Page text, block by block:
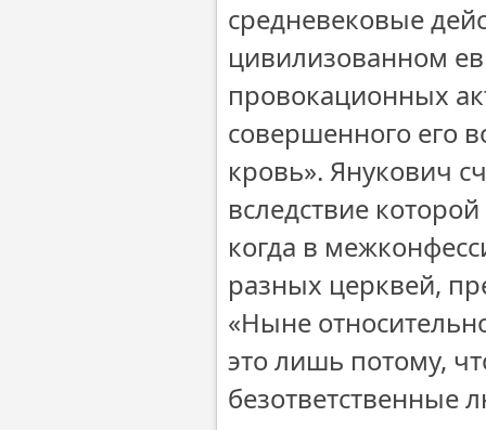
средневековые
цивилизованном
провокационных
совершенного его
кровь». Янукович
вследствие
когда в
разных церквей,
«Ныне
это лишь потому,
безответственные